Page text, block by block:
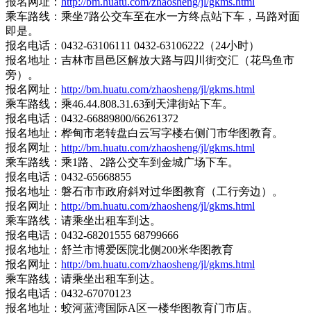
乘车路线：乘坐7路公交车至在水一方终点站下车，马路对面
即是。
报名电话：0432-63106111 0432-63106222（24小时）
报名地址：吉林市昌邑区解放大路与四川街交汇（花鸟鱼市
旁）。
报名网址： http://bm.huatu.com/zhaosheng/jl/gkms.html
乘车路线：乘46.44.808.31.63到天津街站下车。
报名电话：0432-66889800/66261372
报名地址：桦甸市老转盘白云写字楼右侧门市华图教育。
报名网址： http://bm.huatu.com/zhaosheng/jl/gkms.html
乘车路线：乘1路、2路公交车到金城广场下车。
报名电话：0432-65668855
报名地址：磐石市市政府斜对过华图教育（工行旁边）。
报名网址： http://bm.huatu.com/zhaosheng/jl/gkms.html
乘车路线：请乘坐出租车到达。
报名电话：0432-68201555 68799666
报名地址：舒兰市博爱医院北侧200米华图教育
报名网址： http://bm.huatu.com/zhaosheng/jl/gkms.html
乘车路线：请乘坐出租车到达。
报名电话：0432-67070123
报名地址：蛟河蓝湾国际A区一楼华图教育门市店。